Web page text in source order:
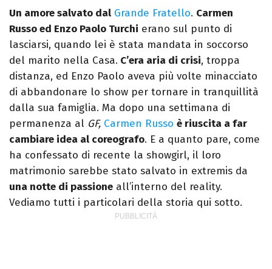
cinema, poesia e Shakespeare. Scrive
canzoni e ama i gatti.
Un amore salvato dal Grande Fratello. Carmen
Russo ed Enzo Paolo Turchi erano sul punto di
lasciarsi, quando lei è stata mandata in soccorso
del marito nella Casa. C’era aria di crisi, troppa
distanza, ed Enzo Paolo aveva più volte minacciato
di abbandonare lo show per tornare in tranquillità
dalla sua famiglia. Ma dopo una settimana di
permanenza al GF, Carmen Russo è riuscita a far
cambiare idea al coreografo. E a quanto pare, come
ha confessato di recente la showgirl, il loro
matrimonio sarebbe stato salvato in extremis da
una notte di passione all’interno del reality.
Vediamo tutti i particolari della storia qui sotto.